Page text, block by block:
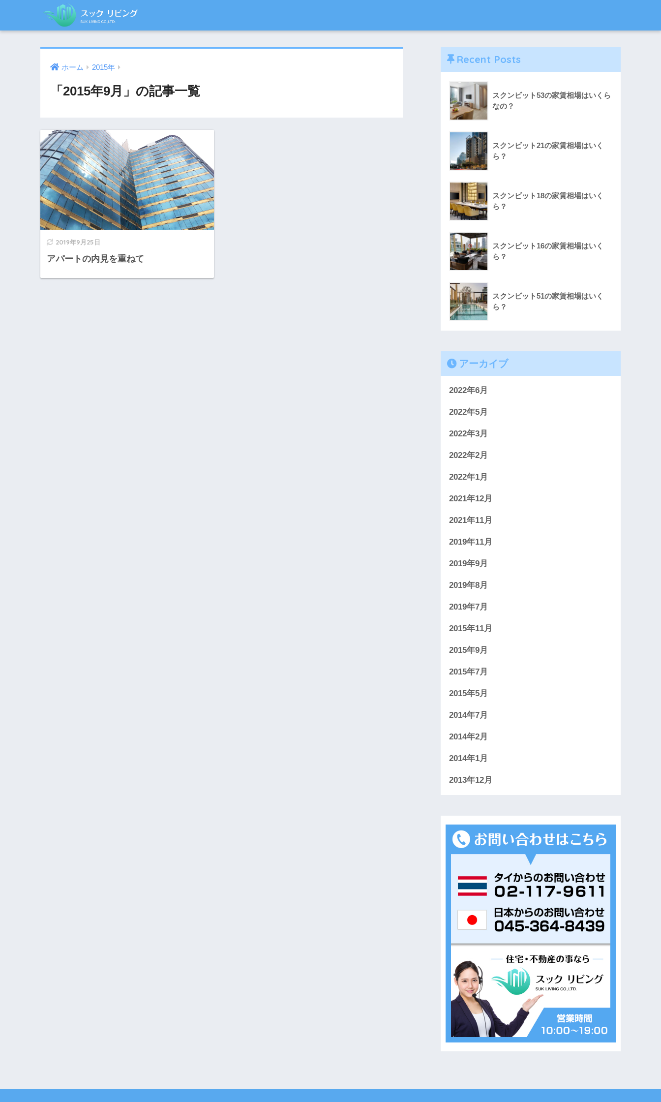
ホーム 2015年
「2015年9月」の記事一覧
2019年9月25日
アパートの内見を重ねて
Recent Posts
スクンビット53の家賃相場はいくら
なの？
スクンビット21の家賃相場はいく
ら？
スクンビット18の家賃相場はいく
ら？
スクンビット16の家賃相場はいく
ら？
スクンビット51の家賃相場はいく
ら？
アーカイブ
2022年6月
2022年5月
2022年3月
2022年2月
2022年1月
2021年12月
2021年11月
2019年11月
2019年9月
2019年8月
2019年7月
2015年11月
2015年9月
2015年7月
2015年5月
2014年7月
2014年2月
2014年1月
2013年12月